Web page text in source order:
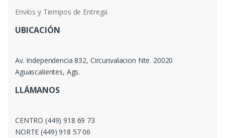
Envíos y Tiempos de Entrega
UBICACIÓN
Av. Independencia 832, Circunvalacion Nte. 20020
Aguascalientes, Ags.
LLÁMANOS
CENTRO (449) 918 69 73
NORTE (449) 918 57 06